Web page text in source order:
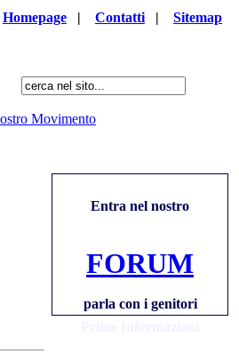
Homepage | Contatti | Sitemap
Movimento
Entra nel nostro
FORUM
parla con i genitori